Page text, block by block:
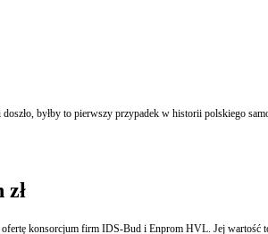
zł
konsorcjum firm IDS-Bud i Enprom HVL. Jej wartość